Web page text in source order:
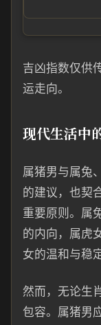
吉凶指数仅供
运走向。
现代生活中
属猪男与属兔
的建议，也契
重要原则。属
的内向，属虎
女的温和与稳
然而，无论生
包容。属猪男